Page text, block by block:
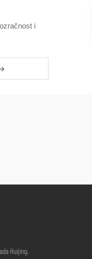
i
Huijing,